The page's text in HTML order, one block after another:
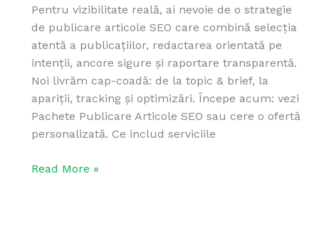
Pentru vizibilitate reală, ai nevoie de o strategie
de publicare articole SEO care combină selecția
atentă a publicațiilor, redactarea orientată pe
intenții, ancore sigure și raportare transparentă.
Noi livrăm cap-coadă: de la topic & brief, la
apariții, tracking și optimizări. Începe acum: vezi
Pachete Publicare Articole SEO sau cere o ofertă
personalizată. Ce includ serviciile
Read More »